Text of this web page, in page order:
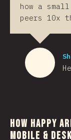
how a
peers 10x
How happy
mobile &